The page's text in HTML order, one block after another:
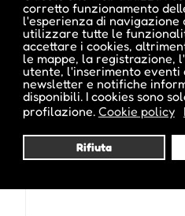
corretto funzionamento
l'esperienza di
utilizzare tutte le
accettare i cookies,
le mappe, la registrazione,
utente, l'inserimento eventi
newsletter e notifiche
disponibili. I cookies sono
profilazione. Cookie policy
Rifiuta
Date e orari evento :